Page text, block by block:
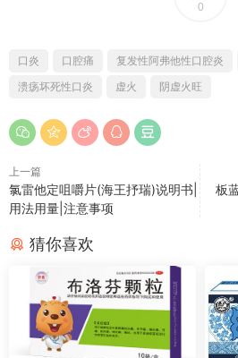
0
口炎 口腔痛 复发性阿弗他性口腔炎
溃疡坏死性口炎
虚火 阴虚火旺
上一篇
氯雷他定咀嚼片(海王抒瑞)说明书|
用法用量|注意事项
板
猜你喜欢